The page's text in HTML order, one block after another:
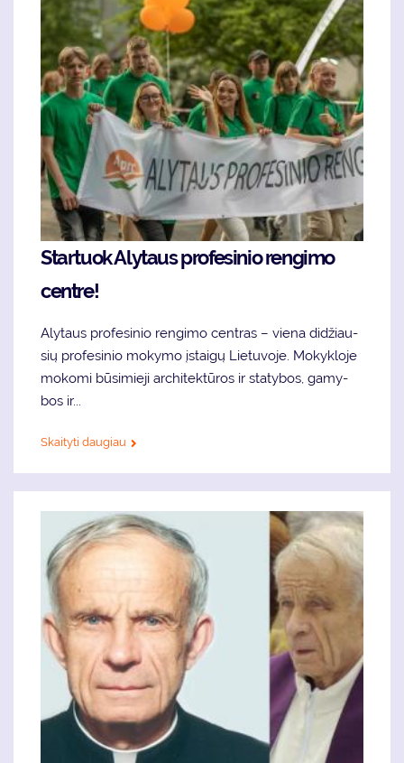
Startuok Alytaus profesinio rengimo
centre!
Aly­taus pro­fe­si­nio ren­gi­mo cen­tras – vie­na di­džiau­
sių pro­fe­si­nio mo­ky­mo įstai­gų Lie­tu­vo­je. Mo­kyk­lo­je
mo­ko­mi bū­si­mie­ji ar­chi­tek­tū­ros ir sta­ty­bos, ga­my­
bos ir...
Skaityti daugiau